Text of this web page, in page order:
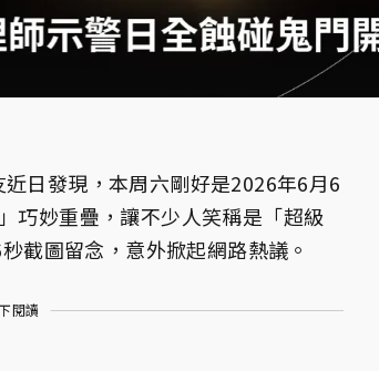
日發現，本周六剛好是2026年6月6
巧妙重疊，讓不少人笑稱是「超級
截圖留念，意外掀起網路熱議。
閱讀